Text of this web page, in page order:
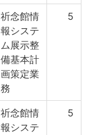
祈念館情
報システ
ム展示整
備基本計
画策定業
務
5
祈念館情
報システ
5